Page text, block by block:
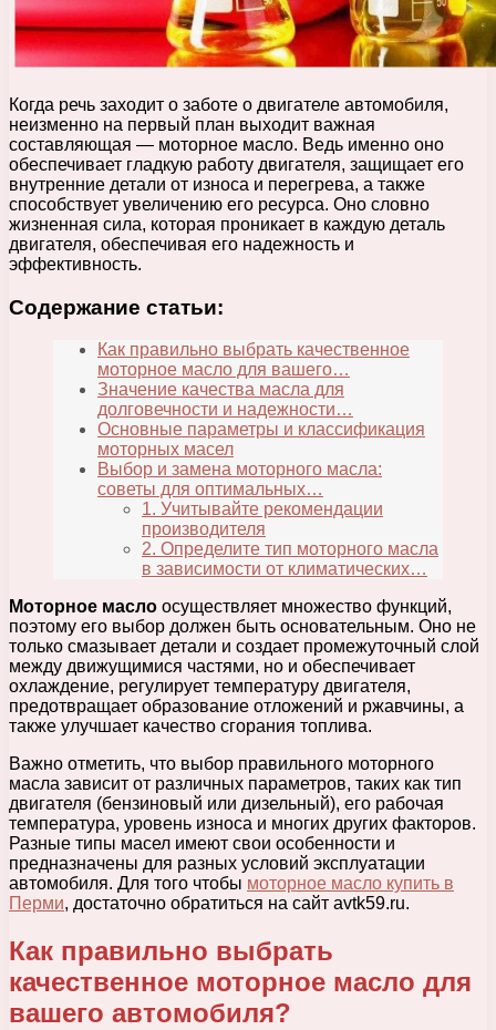
Когда речь заходит о заботе о двигателе автомобиля,
неизменно на первый план выходит важная
составляющая — моторное масло. Ведь именно оно
обеспечивает гладкую работу двигателя, защищает его
внутренние детали от износа и перегрева, а также
способствует увеличению его ресурса. Оно словно
жизненная сила, которая проникает в каждую деталь
двигателя, обеспечивая его надежность и
эффективность.
Содержание статьи:
Как правильно выбрать качественное
моторное масло для вашего…
Значение качества масла для
долговечности и надежности…
Основные параметры и классификация
моторных масел
Выбор и замена моторного масла:
советы для оптимальных…
1. Учитывайте рекомендации
производителя
2. Определите тип моторного масла
в зависимости от климатических…
Моторное масло осуществляет множество функций,
поэтому его выбор должен быть основательным. Оно не
только смазывает детали и создает промежуточный слой
между движущимися частями, но и обеспечивает
охлаждение, регулирует температуру двигателя,
предотвращает образование отложений и ржавчины, а
также улучшает качество сгорания топлива.
Важно отметить, что выбор правильного моторного
масла зависит от различных параметров, таких как тип
двигателя (бензиновый или дизельный), его рабочая
температура, уровень износа и многих других факторов.
Разные типы масел имеют свои особенности и
предназначены для разных условий эксплуатации
автомобиля. Для того чтобы моторное масло купить в
Перми, достаточно обратиться на сайт avtk59.ru.
Как правильно выбрать
качественное моторное масло для
вашего автомобиля?